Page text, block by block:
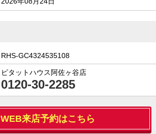
RHS-GC4324535108
ピタットハウス阿佐ヶ谷店
0120-30-2285
WEB来店予約はこちら